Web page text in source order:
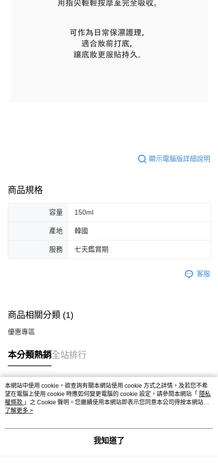
顯示電腦版詳細說明
商品規格
容量 150ml
產地 韓國
服務 七天鑑賞期
客服
商品相關分類 (1)
優惠專區
本分類熱銷全站排行
熱門標籤
本網站中使用 cookie，欲查詢有關本網站使用 cookie 方式之詳情，及若您不希
望在電腦上使用 cookie 時應如何變更電腦的 cookie 設定，請參閱本網站「 隱私
權條款 」之 Cookie 聲明。您繼續使用本網站即表示您同意本公司得按本網站使
用條款之 Cookie 聲明使用 cookie。
了解更多 >
我知道了